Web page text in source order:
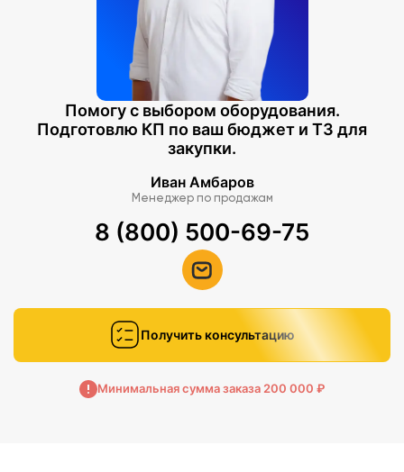
Помогу с выбором оборудования.
Подготовлю КП по ваш бюджет и ТЗ для
закупки.
Иван Амбаров
Менеджер по продажам
8 (800) 500-69-75
Получить консультацию
Минимальная сумма заказа 200 000 ₽